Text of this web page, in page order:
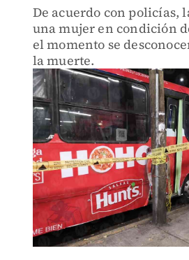
De acuerdo con policías,
una mujer en condición
el momento se
la muerte.